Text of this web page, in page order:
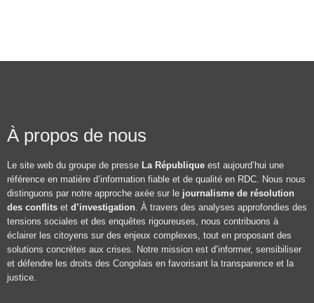
À propos de nous
Le site web du groupe de presse La République est aujourd’hui une
référence en matière d’information fiable et de qualité en RDC. Nous nous
distinguons par notre approche axée sur le journalisme de résolution
des conflits et d’investigation. À travers des analyses approfondies des
tensions sociales et des enquêtes rigoureuses, nous contribuons à
éclairer les citoyens sur des enjeux complexes, tout en proposant des
solutions concrètes aux crises. Notre mission est d’informer, sensibiliser
et défendre les droits des Congolais en favorisant la transparence et la
justice.